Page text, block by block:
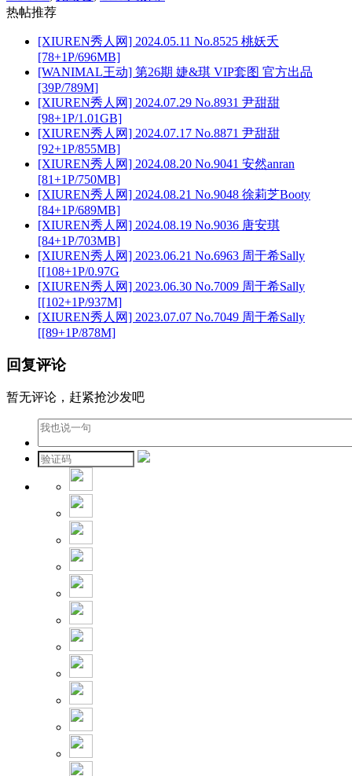
热帖推荐
[XIUREN秀人网] 2024.05.11 No.8525 桃妖夭
[78+1P/696MB]
[WANIMAL王动] 第26期 婕&琪 VIP套图 官方出品
[39P/789M]
[XIUREN秀人网] 2024.07.29 No.8931 尹甜甜
[98+1P/1.01GB]
[XIUREN秀人网] 2024.07.17 No.8871 尹甜甜
[92+1P/855MB]
[XIUREN秀人网] 2024.08.20 No.9041 安然anran
[81+1P/750MB]
[XIUREN秀人网] 2024.08.21 No.9048 徐莉芝Booty
[84+1P/689MB]
[XIUREN秀人网] 2024.08.19 No.9036 唐安琪
[84+1P/703MB]
[XIUREN秀人网] 2023.06.21 No.6963 周于希Sally
[[108+1P/0.97G
[XIUREN秀人网] 2023.06.30 No.7009 周于希Sally
[[102+1P/937M]
[XIUREN秀人网] 2023.07.07 No.7049 周于希Sally
[[89+1P/878M]
回复评论
暂无评论，赶紧抢沙发吧